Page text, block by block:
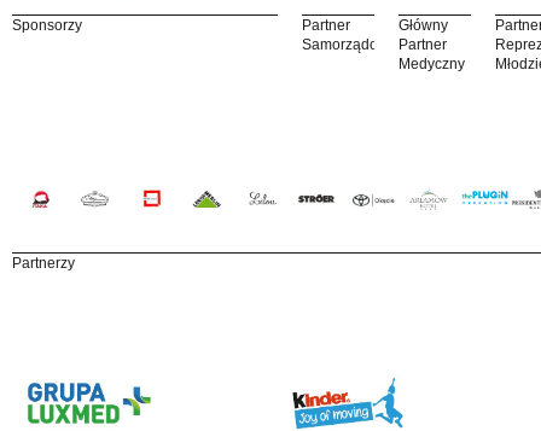
Sponsorzy
Partner
Samorządowy
Główny
Partner
Medyczny
Partnerzy